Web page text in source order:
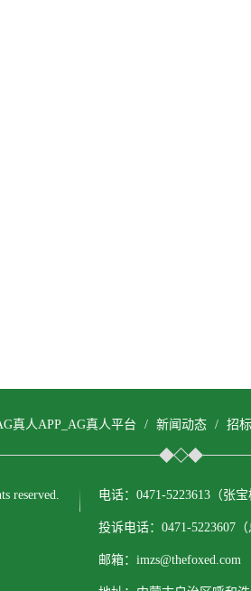
真人APP_AG真人平台 / 新闻动态 / 招
reserved. 电话：0471-5223613（张宝
投诉电话：0471-5223607
邮箱：